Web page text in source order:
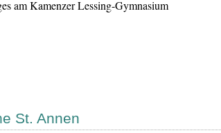
am Kamenzer Lessing-Gymnasium
St. Annen